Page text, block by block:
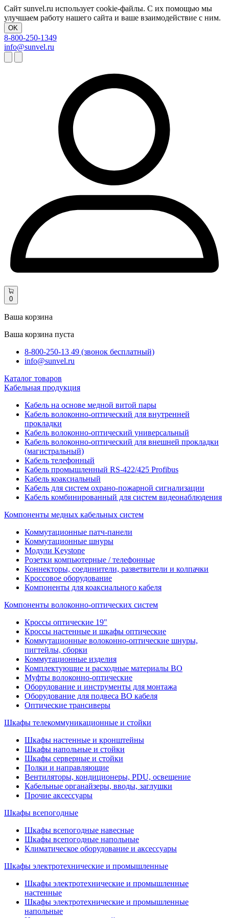
Сайт sunvel.ru использует cookie-файлы. С их помощью мы
улучшаем работу нашего сайта и ваше взаимодействие с ним.
OK
8-800-250-1349
info@sunvel.ru
0
Ваша корзина
Ваша корзина пуста
8-800-250-13 49 (звонок бесплатный)
info@sunvel.ru
Каталог товаров
Кабельная продукция
Кабель на основе медной витой пары
Кабель волоконно-оптический для внутренней
прокладки
Кабель волоконно-оптический универсальный
Кабель волоконно-оптический для внешней прокладки
(магистральный)
Кабель телефонный
Кабель промышленный RS-422/425 Profibus
Кабель коаксиальный
Кабель для систем охрано-пожарной сигнализации
Кабель комбинированный для систем видеонаблюдения
Компоненты медных кабельных систем
Коммутационные патч-панели
Коммутационные шнуры
Модули Keystone
Розетки компьютерные / телефонные
Коннекторы, соединители, разветвители и колпачки
Кроссовое оборудование
Компоненты для коаксиального кабеля
Компоненты волоконно-оптических систем
Кроссы оптические 19"
Кроссы настенные и шкафы оптические
Коммутационные волоконно-оптические шнуры,
пигтейлы, сборки
Коммутационные изделия
Комплектующие и расходные материалы ВО
Муфты волоконно-оптические
Оборудование и инструменты для монтажа
Оборудование для подвеса ВО кабеля
Оптические трансиверы
Шкафы телекоммуникационные и стойки
Шкафы настенные и кронштейны
Шкафы напольные и стойки
Шкафы серверные и стойки
Полки и направляющие
Вентиляторы, кондиционеры, PDU, освещение
Кабельные органайзеры, вводы, заглушки
Прочие аксеcсуары
Шкафы всепогодные
Шкафы всепогодные навесные
Шкафы всепогодные напольные
Климатическое оборудование и аксессуары
Шкафы электротехнические и промышленные
Шкафы электротехнические и промышленные
настенные
Шкафы электротехнические и промышленные
напольные